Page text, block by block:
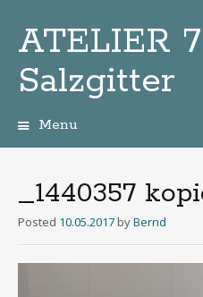
ATELIER
Salzgitter
Menu
_1440357
Posted 10.05.2017 byBernd